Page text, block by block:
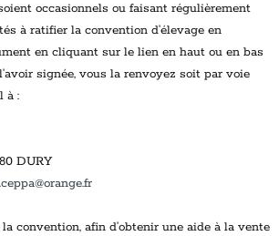
occasionnels ou faisant régulièrement
à ratifier la convention d’élevage en
en cliquant sur le lien en haut ou en bas
signée, vous la renvoyez soit par voie
à :
DURY
convention, afin d’obtenir une aide à la vente